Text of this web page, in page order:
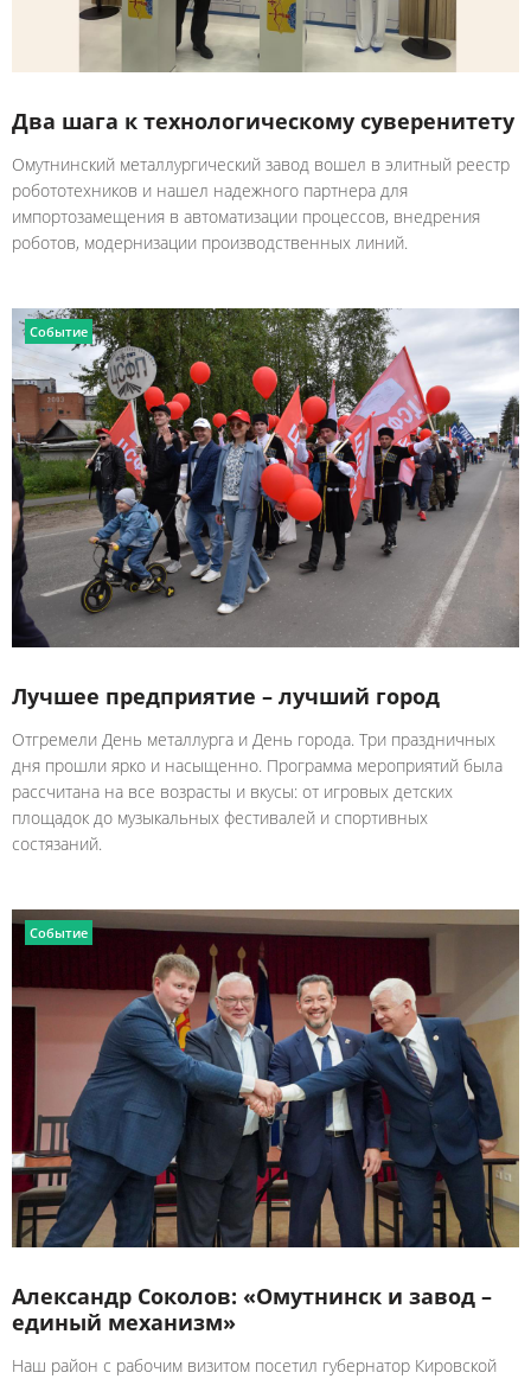
Два шага к технологическому суверенитету
Омутнинский металлургический завод вошел в элитный реестр
робототехников и нашел надежного партнера для
импортозамещения в автоматизации процессов, внедрения
роботов, модернизации производственных линий.
Событие
Лучшее предприятие – лучший город
Отгремели День металлурга и День города. Три праздничных
дня прошли ярко и насыщенно. Программа мероприятий была
рассчитана на все возрасты и вкусы: от игровых детских
площадок до музыкальных фестивалей и спортивных
состязаний.
Событие
Александр Соколов: «Омутнинск и завод –
единый механизм»
Наш район с рабочим визитом посетил губернатор Кировской